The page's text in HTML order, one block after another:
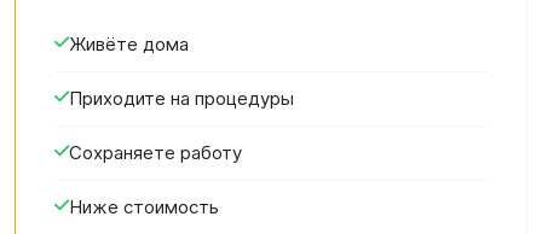
Живёте дома
Приходите на процедуры
Сохраняете работу
Ниже стоимость